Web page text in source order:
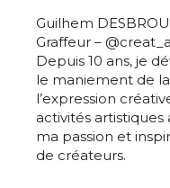
Guilhem
Graffeur –
Depuis 10 ans, je
le maniement de
l’expression
activités
ma passion et
de créateurs.